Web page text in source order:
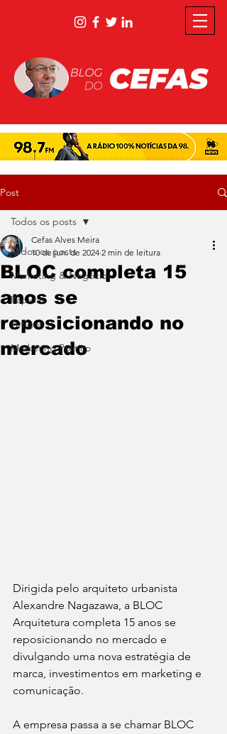
Post
Todos os posts
Marketing & Negócios
Rápidas
Artigos
Marketing Político
Todos os posts
BLOC completa 15
anos se
reposicionando no
mercado
Cefas Alves Meira
10 de jun. de 2024 2 min de leitura
Dirigida pelo arquiteto urbanista
Alexandre Nagazawa, a BLOC
Arquitetura completa 15 anos se
reposicionando no mercado e
divulgando uma nova estratégia de
marca, investimentos em marketing e
comunicação.
A empresa passa a se chamar BLOC